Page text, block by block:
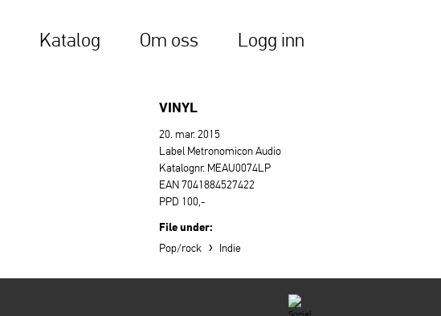
Katalog Om oss Logg inn
VINYL
20. mar. 2015
Label Metronomicon Audio
Katalognr. MEAU0074LP
EAN 7041884527422
PPD 100,-
File under:
Pop/rock › Indie